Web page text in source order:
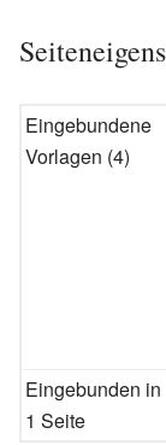
Eingebundene
Vorlagen (4)
Eingebunden in
1 Seite